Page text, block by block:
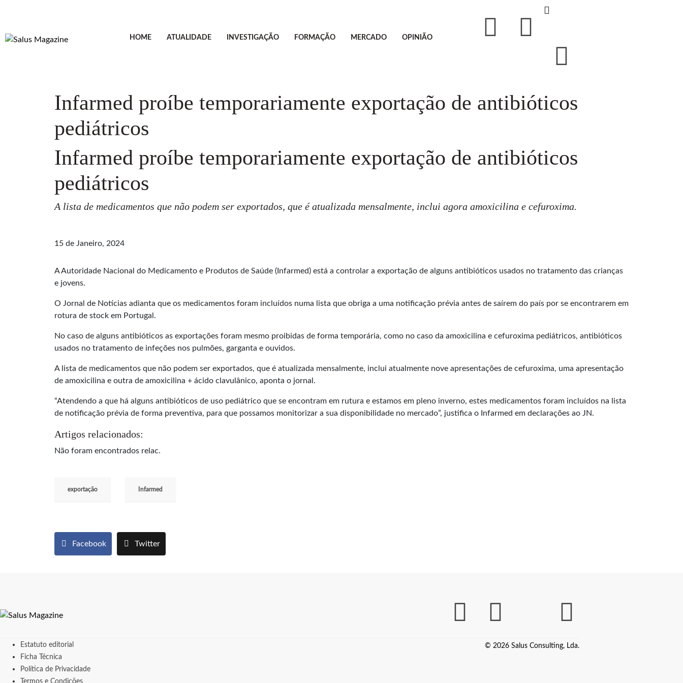
HOME ATUALIDADE INVESTIGAÇÃO FORMAÇÃO MERCADO OPINIÃO
Infarmed proíbe temporariamente exportação de antibióticos
pediátricos
Infarmed proíbe temporariamente exportação de antibióticos
pediátricos
A lista de medicamentos que não podem ser exportados, que é atualizada mensalmente, inclui agora amoxicilina e cefuroxima.
15 de Janeiro, 2024
A Autoridade Nacional do Medicamento e Produtos de Saúde (Infarmed) está a controlar a exportação de alguns antibióticos usados no tratamento das crianças
e jovens.
O Jornal de Notícias adianta que os medicamentos foram incluídos numa lista que obriga a uma notificação prévia antes de saírem do país por se encontrarem em
rotura de stock em Portugal.
No caso de alguns antibióticos as exportações foram mesmo proibidas de forma temporária, como no caso da amoxicilina e cefuroxima pediátricos, antibióticos
usados no tratamento de infeções nos pulmões, garganta e ouvidos.
A lista de medicamentos que não podem ser exportados, que é atualizada mensalmente, inclui atualmente nove apresentações de cefuroxima, uma apresentação
de amoxicilina e outra de amoxicilina + ácido clavulânico, aponta o jornal.
“Atendendo a que há alguns antibióticos de uso pediátrico que se encontram em rutura e estamos em pleno inverno, estes medicamentos foram incluídos na lista
de notificação prévia de forma preventiva, para que possamos monitorizar a sua disponibilidade no mercado”, justifica o Infarmed em declarações ao JN.
Artigos relacionados:
Não foram encontrados relac.
exportação Infarmed
Facebook Twitter
Estatuto editorial
Ficha Técnica
Política de Privacidade
Termos e Condições
© 2026 Salus Consulting, Lda.